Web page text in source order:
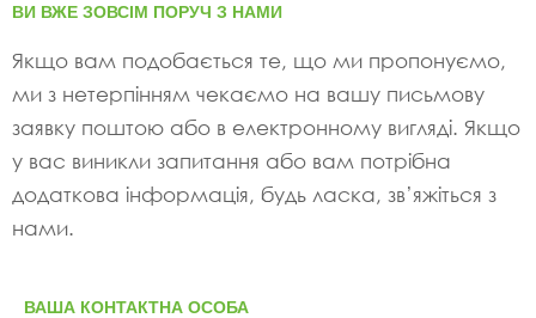
ВИ ВЖЕ ЗОВСІМ ПОРУЧ З НАМИ
Якщо вам подобається те, що ми пропонуємо,
ми з нетерпінням чекаємо на вашу письмову
заявку поштою або в електронному вигляді. Якщо
у вас виникли запитання або вам потрібна
додаткова інформація, будь ласка, зв’яжіться з
нами.
ВАША КОНТАКТНА ОСОБА